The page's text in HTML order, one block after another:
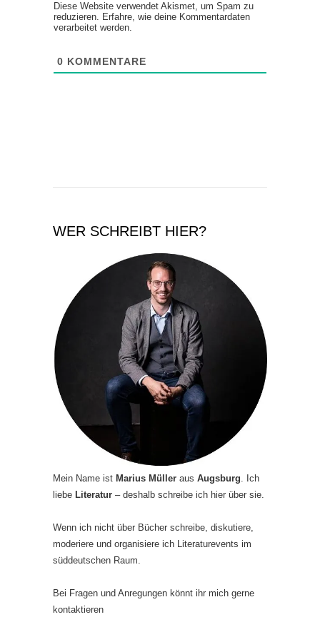
Diese Website verwendet Akismet, um Spam zu
reduzieren. Erfahre, wie deine Kommentardaten
verarbeitet werden.
0 KOMMENTARE
WER SCHREIBT HIER?
Mein Name ist Marius Müller aus Augsburg. Ich
liebe Literatur – deshalb schreibe ich hier über sie.
Wenn ich nicht über Bücher schreibe, diskutiere,
moderiere und organisiere ich Literaturevents im
süddeutschen Raum.
Bei Fragen und Anregungen könnt ihr mich gerne
kontaktieren